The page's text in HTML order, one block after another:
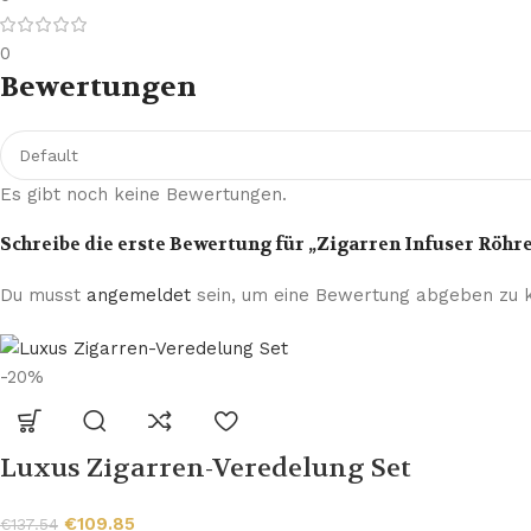
0
Bewertungen
Es gibt noch keine Bewertungen.
Schreibe die erste Bewertung für „Zigarren Infuser
Du musst angemeldet sein, um eine Bewertung abgeben zu
-20%
Luxus Zigarren-Veredelung Set
€137.54 €109.85